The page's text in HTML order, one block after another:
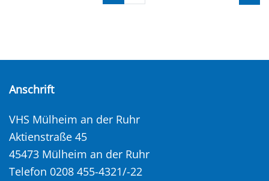
Anschrift
VHS Mülheim an der Ruhr
Aktienstraße 45
45473 Mülheim an der Ruhr
Telefon 0208 455-4321/-22